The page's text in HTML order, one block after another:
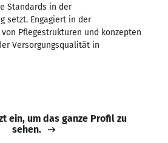
Standards in der
setzt. Engagiert in der
Pflegestrukturen und konzepten
Versorgungsqualität in
ein, um das ganze Profil zu
sehen.